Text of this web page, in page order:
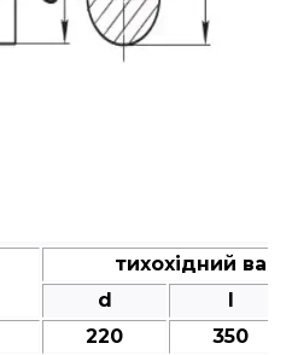
тихохідний
d
l
220
350